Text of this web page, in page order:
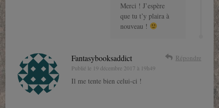
Merci ! J’espère
que tu t’y plaira à
nouveau !
Fantasybooksaddict
Publié le 19 décembre 2017 à 19h49
Répondre
Il me tente bien celui-ci !